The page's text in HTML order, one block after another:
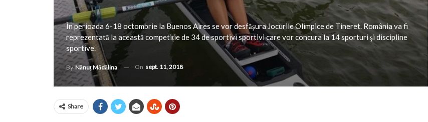
În perioada 6-18 octombrie la Buenos Aires se vor desfăşura Jocurile Olimpice de Tineret. România va fi
reprezentată la această competiție de 34 de sportivi sportivi care vor concura la 14 sporturi şi discipline
sportive.
By Nănuț Mădălina On sept. 11, 2018
Share